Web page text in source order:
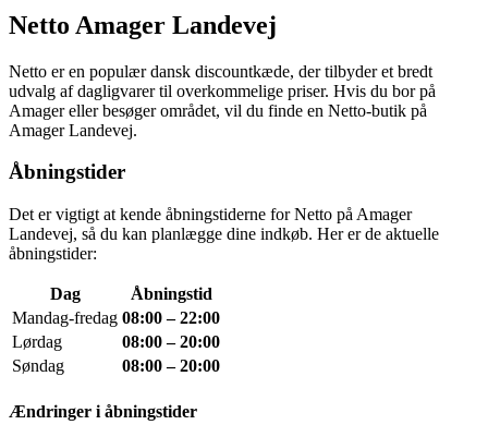
Netto Amager Landevej
Netto er en populær dansk discountkæde, der tilbyder et bredt
udvalg af dagligvarer til overkommelige priser. Hvis du bor på
Amager eller besøger området, vil du finde en Netto-butik på
Amager Landevej.
Åbningstider
Det er vigtigt at kende åbningstiderne for Netto på Amager
Landevej, så du kan planlægge dine indkøb. Her er de aktuelle
åbningstider:
Dag
Åbningstid
Mandag-fredag 08:00 – 22:00
Lørdag
08:00 – 20:00
Søndag
08:00 – 20:00
Ændringer i åbningstider